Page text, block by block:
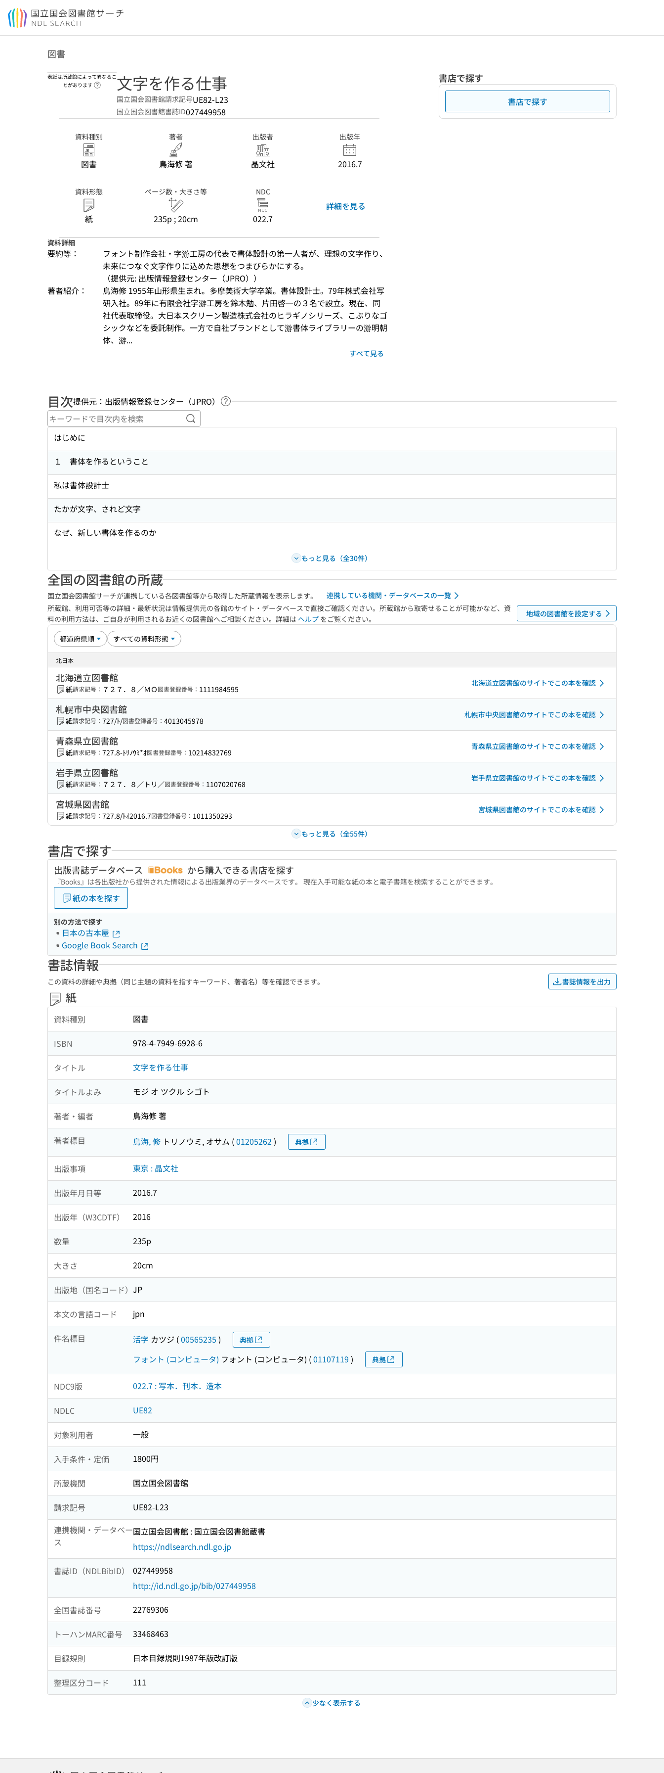
本文へ移動
図書
表紙は所蔵館によって異なるこ
とがあります
ヘルプページへのリンク
文字を作る仕事
国立国会図書館請求記号UE82-L23
国立国会図書館書誌ID027449958
資料種別
図書
著者
鳥海修 著
出版者
晶文社
出版年
2016.7
資料形態
紙
ページ数・大きさ等
235p ; 20cm
NDC
022.7
詳細を見る
資料詳細
要約等：
フォント制作会社・字游工房の代表で書体設計の第一人者が、理想の文字作り、
未来につなぐ文字作りに込めた思想をつまびらかにする。
（提供元: 出版情報登録センター（JPRO））
著者紹介：
鳥海修 1955年山形県生まれ。多摩美術大学卒業。書体設計士。79年株式会社写
研入社。89年に有限会社字游工房を鈴木勉、片田啓一の３名で設立。現在、同
社代表取締役。大日本スクリーン製造株式会社のヒラギノシリーズ、こぶりなゴ
シックなどを委託制作。一方で自社ブランドとして游書体ライブラリーの游明朝
体、游...
すべて見る
書店で探す
書店で探す
目次提供元：出版情報登録センター（JPRO）
ヘルプページへのリンク
キーワードで目次内を検索
はじめに
１ 書体を作るということ
私は書体設計士
たかが文字、されど文字
なぜ、新しい書体を作るのか
もっと見る（全30件）
全国の図書館の所蔵
国立国会図書館サーチが連携している各図書館等から取得した所蔵情報を表示します。
連携している機関・データベースの一覧
所蔵館、利用可否等の詳細・最新状況は情報提供元の各館のサイト・データベースで直接ご確認ください。所蔵館から取寄せることが可能かなど、資
料の利用方法は、ご自身が利用されるお近くの図書館へご相談ください。詳細は ヘルプ をご覧ください。
地域の図書館を設定する
北日本
北海道立図書館
紙請求記号： ７２７．８／ＭＯ図書登録番号： 1111984595
北海道立図書館のサイトでこの本を確認
札幌市中央図書館
紙請求記号： 727/ﾄ/図書登録番号： 4013045978
札幌市中央図書館のサイトでこの本を確認
青森県立図書館
紙請求記号： 727.8-ﾄﾘﾉｳﾐ*ｵ図書登録番号： 10214832769
青森県立図書館のサイトでこの本を確認
岩手県立図書館
紙請求記号： ７２７．８／トリ／図書登録番号： 1107020768
岩手県立図書館のサイトでこの本を確認
宮城県図書館
紙請求記号： 727.8/ﾄｵ2016.7図書登録番号： 1011350293
宮城県図書館のサイトでこの本を確認
もっと見る（全55件）
書店で探す
出版書誌データベース から購入できる書店を探す
『Books』は各出版社から提供された情報による出版業界のデータベースです。 現在入手可能な紙の本と電子書籍を検索することができます。
紙の本を探す
別の方法で探す
日本の古本屋
Google Book Search
書誌情報
この資料の詳細や典拠（同じ主題の資料を指すキーワード、著者名）等を確認できます。 書誌情報を出力
紙
資料種別 図書
ISBN 978-4-7949-6928-6
タイトル 文字を作る仕事
タイトルよみ モジ オ ツクル シゴト
著者・編者 鳥海修 著
著者標目 鳥海, 修 トリノウミ, オサム (01205262 ) 典拠
出版事項 東京 : 晶文社
出版年月日等 2016.7
出版年（W3CDTF） 2016
数量 235p
大きさ 20cm
出版地（国名コード） JP
本文の言語コード jpn
件名標目 活字 カツジ (00565235 ) 典拠
フォント (コンピュータ) フォント (コンピュータ) (01107119 ) 典拠
NDC9版 022.7 : 写本．刊本．造本
NDLC UE82
対象利用者 一般
入手条件・定価 1800円
所蔵機関 国立国会図書館
請求記号
UE82-L23
連携機関・データベー
ス
国立国会図書館 : 国立国会図書館蔵書
https://ndlsearch.ndl.go.jp
書誌ID（NDLBibID）
027449958
http://id.ndl.go.jp/bib/027449958
全国書誌番号 22769306
トーハンMARC番号 33468463
目録規則 日本目録規則1987年版改訂版
整理区分コード 111
少なく表示する